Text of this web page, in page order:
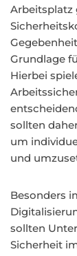
Arbeitsplatz
Grundlage
Hierbei
sollten
um
und
Besonders
sollten
Sicherheit